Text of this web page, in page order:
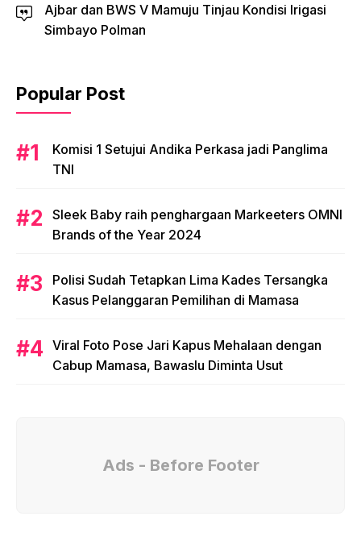
Ajbar dan BWS V Mamuju Tinjau Kondisi Irigasi
Simbayo Polman
Popular Post
Komisi 1 Setujui Andika Perkasa jadi Panglima
TNI
Sleek Baby raih penghargaan Markeeters OMNI
Brands of the Year 2024
Polisi Sudah Tetapkan Lima Kades Tersangka
Kasus Pelanggaran Pemilihan di Mamasa
Viral Foto Pose Jari Kapus Mehalaan dengan
Cabup Mamasa, Bawaslu Diminta Usut
Ads - Before Footer